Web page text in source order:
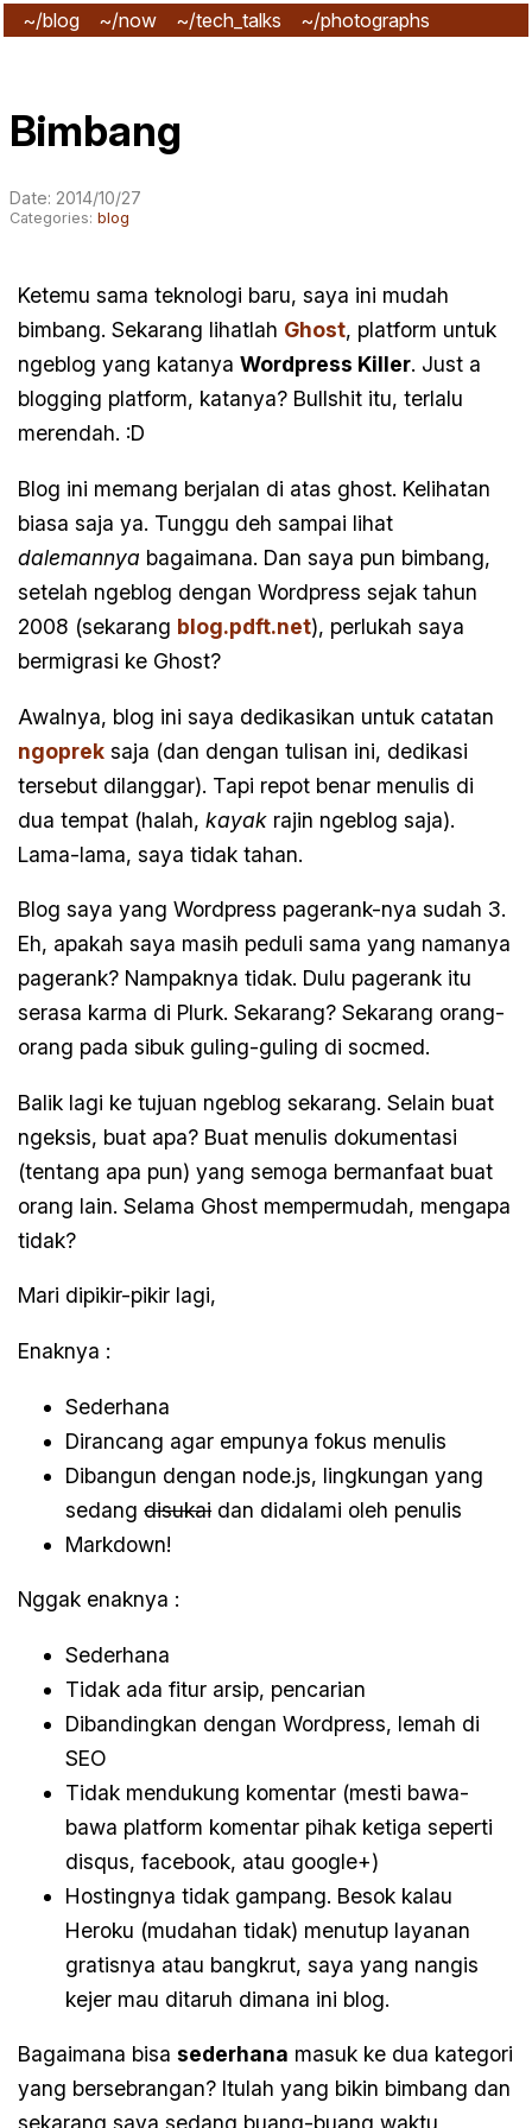
~/blog ~/now ~/tech_talks
~/photographs
Bimbang
Date: 2014/10/27
Categories:blog
Ketemu sama teknologi baru, saya ini mudah
bimbang. Sekarang lihatlah Ghost, platform untuk
ngeblog yang katanyaWordpress Killer. Just a
blogging platform, katanya? Bullshit itu, terlalu
merendah. :D
Blog ini memang berjalan di atas ghost. Kelihatan
biasa saja ya. Tunggu deh sampai lihat
dalemannya bagaimana. Dan saya pun bimbang,
setelah ngeblog dengan Wordpress sejak tahun
2008 (sekarang blog.pdft.net), perlukah saya
bermigrasi ke Ghost?
Awalnya, blog ini saya dedikasikan untuk catatan
ngoprek saja (dan dengan tulisan ini, dedikasi
tersebut dilanggar). Tapi repot benar menulis di
dua tempat (halah,kayak rajin ngeblog saja).
Lama-lama, saya tidak tahan.
Blog saya yang Wordpress pagerank-nya sudah 3.
Eh, apakah saya masih peduli sama yang namanya
pagerank? Nampaknya tidak. Dulu pagerank itu
serasa karma di Plurk. Sekarang? Sekarang orang-
orang pada sibuk guling-guling di socmed.
Balik lagi ke tujuan ngeblog sekarang. Selain buat
ngeksis, buat apa? Buat menulis dokumentasi
(tentang apa pun) yang semoga bermanfaat buat
orang lain. Selama Ghost mempermudah, mengapa
tidak?
Mari dipikir-pikir lagi,
Enaknya :
Sederhana
Dirancang agar empunya fokus menulis
Dibangun dengan node.js, lingkungan yang
sedangdisukaidan didalami oleh penulis
Markdown!
Nggak enaknya :
Sederhana
Tidak ada fitur arsip, pencarian
Dibandingkan dengan Wordpress, lemah di
SEO
Tidak mendukung komentar (mesti bawa-
bawa platform komentar pihak ketiga seperti
disqus, facebook, atau google+)
Hostingnya tidak gampang. Besok kalau
Heroku (mudahan tidak) menutup layanan
gratisnya atau bangkrut, saya yang nangis
kejer mau ditaruh dimana ini blog.
Bagaimana bisasederhana masuk ke dua kategori
yang bersebrangan? Itulah yang bikin bimbang dan
sekarang saya sedang buang-buang waktu